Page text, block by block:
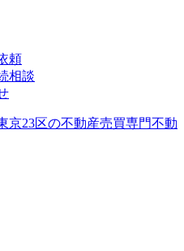
頼
相談
京23区の不動産売買専門不動